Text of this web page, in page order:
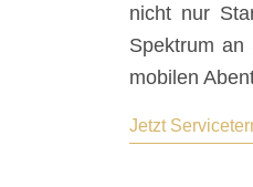
nicht nur
Spektrum an
mobilen
Jetzt